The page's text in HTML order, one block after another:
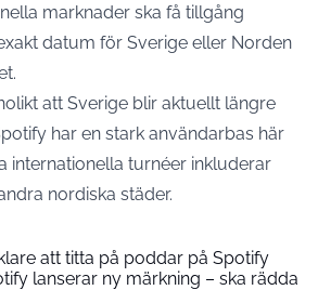
marknader ska få tillgång
exakt datum för Sverige eller Norden
att Sverige blir aktuellt längre
har en stark användarbas här
internationella turnéer inkluderar
nordiska städer.
att titta på poddar på Spotify
lanserar ny märkning – ska rädda